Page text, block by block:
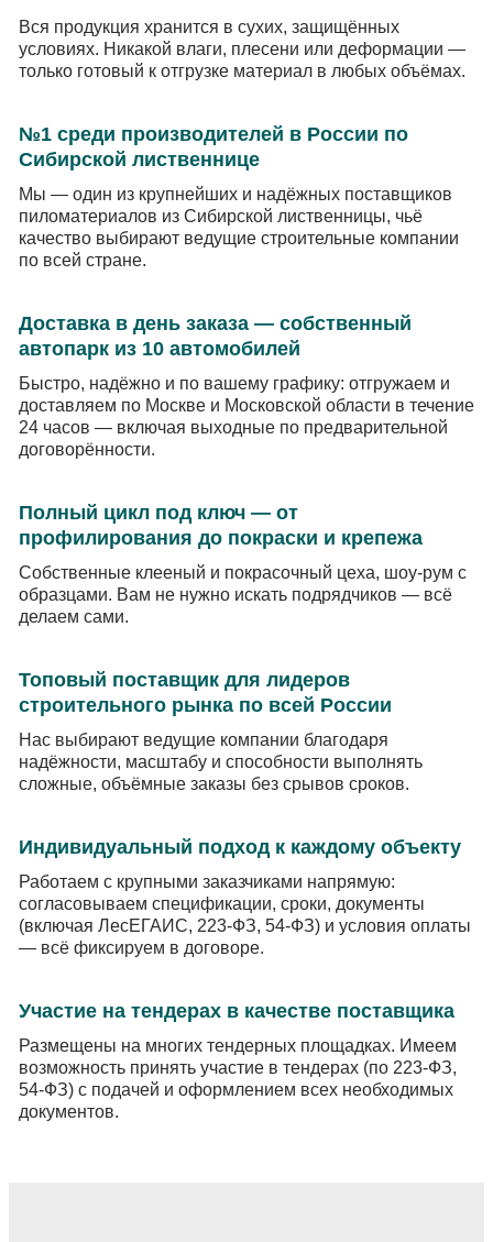
Вся продукция хранится в сухих, защищённых
условиях. Никакой влаги, плесени или деформации —
только готовый к отгрузке материал в любых объёмах.
№1 среди производителей в России по
Сибирской лиственнице
Мы — один из крупнейших и надёжных поставщиков
пиломатериалов из Сибирской лиственницы, чьё
качество выбирают ведущие строительные компании
по всей стране.
Доставка в день заказа — собственный
автопарк из 10 автомобилей
Быстро, надёжно и по вашему графику: отгружаем и
доставляем по Москве и Московской области в течение
24 часов — включая выходные по предварительной
договорённости.
Полный цикл под ключ — от
профилирования до покраски и крепежа
Собственные клееный и покрасочный цеха, шоу-рум с
образцами. Вам не нужно искать подрядчиков — всё
делаем сами.
Топовый поставщик для лидеров
строительного рынка по всей России
Нас выбирают ведущие компании благодаря
надёжности, масштабу и способности выполнять
сложные, объёмные заказы без срывов сроков.
Индивидуальный подход к каждому объекту
Работаем с крупными заказчиками напрямую:
согласовываем спецификации, сроки, документы
(включая ЛесЕГАИС, 223-ФЗ, 54-ФЗ) и условия оплаты
— всё фиксируем в договоре.
Участие на тендерах в качестве поставщика
Размещены на многих тендерных площадках. Имеем
возможность принять участие в тендерах (по 223-ФЗ,
54-ФЗ) с подачей и оформлением всех необходимых
документов.